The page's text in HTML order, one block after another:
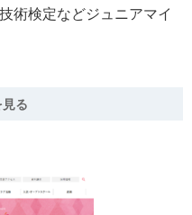
術検定などジュニアマイ
る